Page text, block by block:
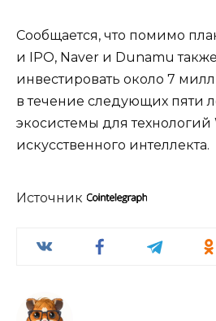
Сообщается, что помимо
и IPO, Naver и Dunamu
инвестировать около 7
в течение следующих пяти
экосистемы для технологий
искусственного интеллекта.
Источник